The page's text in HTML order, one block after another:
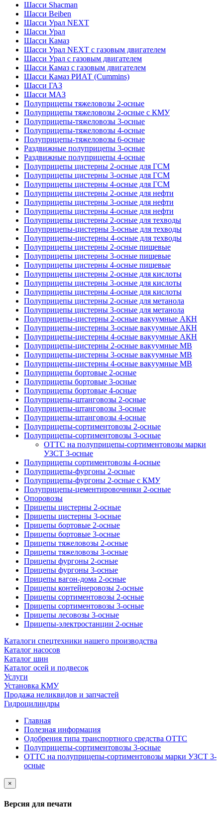
Шасси Shacman
Шасси Beiben
Шасси Урал NEXT
Шасси Урал
Шасси Камаз
Шасси Урал NEXT с газовым двигателем
Шасси Урал с газовым двигателем
Шасси Камаз с газовым двигателем
Шасси Камаз РИАТ (Cummins)
Шасси ГАЗ
Шасси МАЗ
Полуприцепы тяжеловозы 2-осные
Полуприцепы тяжеловозы 2-осные с КМУ
Полуприцепы-тяжеловозы 3-осные
Полуприцепы-тяжеловозы 4-осные
Полуприцепы-тяжеловозы 6-осные
Раздвижные полуприцепы 3-осные
Раздвижные полуприцепы 4-осные
Полуприцепы цистерны 2-осные для ГСМ
Полуприцепы цистерны 3-осные для ГСМ
Полуприцепы цистерны 4-осные для ГСМ
Полуприцепы цистерны 2-осные для нефти
Полуприцепы цистерны 3-осные для нефти
Полуприцепы цистерны 4-осные для нефти
Полуприцепы цистерны 2-осные для техводы
Полуприцепы-цистерны 3-осные для техводы
Полуприцепы-цистерны 4-осные для техводы
Полуприцепы цистерны 2-осные пищевые
Полуприцепы цистерны 3-осные пищевые
Полуприцепы цистерны 4-осные пищевые
Полуприцепы цистерны 2-осные для кислоты
Полуприцепы цистерны 3-осные для кислоты
Полуприцепы цистерны 4-осные для кислоты
Полуприцепы цистерны 2-осные для метанола
Полуприцепы цистерны 3-осные для метанола
Полуприцепы-цистерны 2-осные вакуумные АКН
Полуприцепы-цистерны 3-осные вакуумные АКН
Полуприцепы-цистерны 4-осные вакуумные АКН
Полуприцепы-цистерны 2-осные вакуумные МВ
Полуприцепы-цистерны 3-осные вакуумные МВ
Полуприцепы-цистерны 4-осные вакуумные МВ
Полуприцепы бортовые 2-осные
Полуприцепы бортовые 3-осные
Полуприцепы бортовые 4-осные
Полуприцепы-штанговозы 2-осные
Полуприцепы-штанговозы 3-осные
Полуприцепы-штанговозы 4-осные
Полуприцепы-сортиментовозы 2-осные
Полуприцепы-сортиментовозы 3-осные
ОТТС на полуприцепы-сортиментовозы марки
УЗСТ 3-осные
Полуприцепы сортиментовозы 4-осные
Полуприцепы-фургоны 2-осные
Полуприцепы-фургоны 2-осные с КМУ
Полуприцепы-цементировочники 2-осные
Опоровозы
Прицепы цистерны 2-осные
Прицепы цистерны 3-осные
Прицепы бортовые 2-осные
Прицепы бортовые 3-осные
Прицепы тяжеловозы 2-осные
Прицепы тяжеловозы 3-осные
Прицепы фургоны 2-осные
Прицепы фургоны 3-осные
Прицепы вагон-дома 2-осные
Прицепы контейнеровозы 2-осные
Прицепы сортиментовозы 2-осные
Прицепы сортиментовозы 3-осные
Прицепы лесовозы 3-осные
Прицепы-электростанции 2-осные
Каталоги спецтехники нашего производства
Каталог насосов
Каталог шин
Каталог осей и подвесок
Услуги
Установка КМУ
Продажа неликвидов и запчастей
Гидроцилиндры
Главная
Полезная информация
Одобрения типа транспортного средства ОТТС
Полуприцепы-сортиментовозы 3-осные
ОТТС на полуприцепы-сортиментовозы марки УЗСТ 3-
осные
×
Версия для печати